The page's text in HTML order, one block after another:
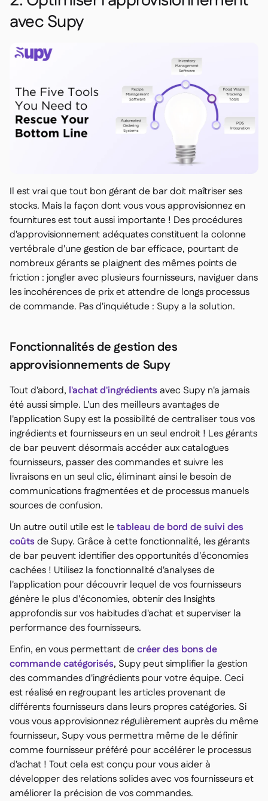
avec Supy
Il est vrai que tout bon gérant de bar doit maîtriser ses
stocks. Mais la façon dont vous vous approvisionnez en
fournitures est tout aussi importante ! Des procédures
d'approvisionnement adéquates constituent la colonne
vertébrale d'une gestion de bar efficace, pourtant de
nombreux gérants se plaignent des mêmes points de
friction : jongler avec plusieurs fournisseurs, naviguer dans
les incohérences de prix et attendre de longs processus
de commande. Pas d'inquiétude : Supy a la solution.
Fonctionnalités de gestion des
approvisionnements de Supy
Tout d'abord, l'achat d'ingrédientsavec Supy n'a jamais
été aussi simple. L'un des meilleurs avantages de
l'application Supy est la possibilité de centraliser tous vos
ingrédients et fournisseurs en un seul endroit ! Les gérants
de bar peuvent désormais accéder aux catalogues
fournisseurs, passer des commandes et suivre les
livraisons en un seul clic, éliminant ainsi le besoin de
communications fragmentées et de processus manuels
sources de confusion.
Un autre outil utile est letableau de bord de suivi des
coûtsde Supy. Grâce à cette fonctionnalité, les gérants
de bar peuvent identifier des opportunités d'économies
cachées ! Utilisez la fonctionnalité d'analyses de
l'application pour découvrir lequel de vos fournisseurs
génère le plus d'économies, obtenir des Insights
approfondis sur vos habitudes d'achat et superviser la
performance des fournisseurs.
Enfin, en vous permettant decréer des bons de
commande catégorisés, Supy peut simplifier la gestion
des commandes d'ingrédients pour votre équipe. Ceci
est réalisé en regroupant les articles provenant de
différents fournisseurs dans leurs propres catégories. Si
vous vous approvisionnez régulièrement auprès du même
fournisseur, Supy vous permettra même de le définir
comme fournisseur préféré pour accélérer le processus
d'achat ! Tout cela est conçu pour vous aider à
développer des relations solides avec vos fournisseurs et
améliorer la précision de vos commandes.